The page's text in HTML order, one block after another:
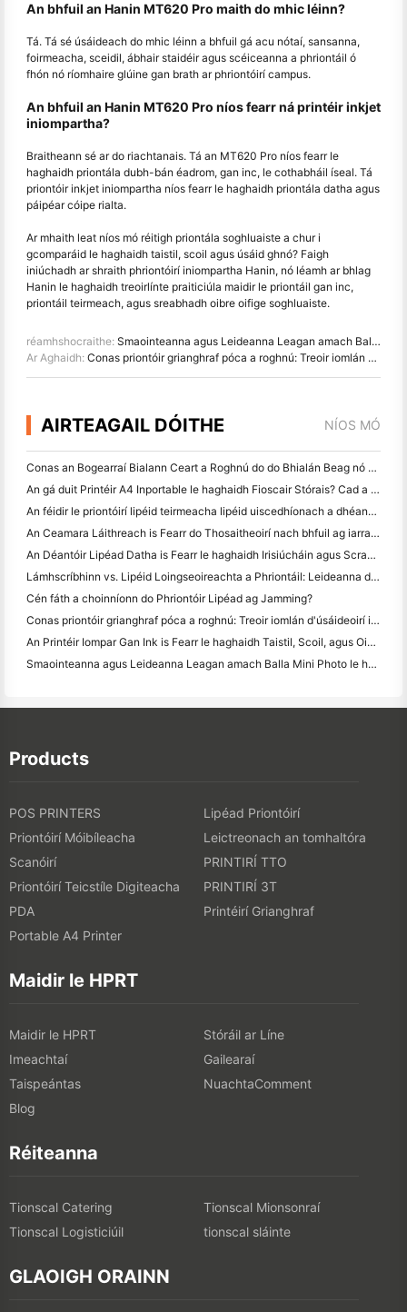
An bhfuil an Hanin MT620 Pro maith do mhic léinn?
Tá. Tá sé úsáideach do mhic léinn a bhfuil gá acu nótaí, sansanna,
foirmeacha, sceidil, ábhair staidéir agus scéiceanna a phriontáil ó
fhón nó ríomhaire glúine gan brath ar phriontóirí campus.
An bhfuil an Hanin MT620 Pro níos fearr ná printéir inkjet
iniompartha?
Braitheann sé ar do riachtanais. Tá an MT620 Pro níos fearr le
haghaidh priontála dubh-bán éadrom, gan inc, le cothabháil íseal. Tá
priontóir inkjet iniompartha níos fearr le haghaidh priontála datha agus
páipéar cóipe rialta.
Ar mhaith leat níos mó réitigh priontála soghluaiste a chur i
gcomparáid le haghaidh taistil, scoil agus úsáid ghnó? Faigh
iniúchadh ar shraith phriontóirí iniompartha Hanin, nó léamh ar bhlag
Hanin le haghaidh treoirlínte praiticiúla maidir le priontáil gan inc,
priontáil teirmeach, agus sreabhadh oibre oifige soghluaiste.
réamhshocraithe: Smaointeanna agus Leideanna Leagan amach Balla Mini Photo le haghaidh maisiú seomra leapa agus dormitory
Ar Aghaidh: Conas priontóir grianghraf póca a roghnú: Treoir iomlán d'úsáideoirí iris, taistil agus iPhone
AIRTEAGAIL DÓITHE NÍOS MÓ
Conas an Bogearraí Bialann Ceart a Roghnú do do Bhialán Beag nó Meánmhéide
An gá duit Printéir A4 Inportable le haghaidh Fioscair Stórais? Cad a Oibríonn i ndáiríre
An féidir le priontóirí lipéid teirmeacha lipéid uiscedhíonach a dhéanamh do tháirgí gnó beag?
An Ceamara Láithreach is Fearr do Thosaitheoirí nach bhfuil ag iarraidh páipéar a chaitheamh
An Déantóir Lipéad Datha is Fearr le haghaidh Irisiúcháin agus Scrapbooking: Cuir Tuilleadh Datha le Gach Leathanach
Lámhscríbhinn vs. Lipéid Loingseoireachta a Phriontáil: Leideanna do Ghnólachtaí Beaga in 2026
Cén fáth a choinníonn do Phriontóir Lipéad ag Jamming?
Conas priontóir grianghraf póca a roghnú: Treoir iomlán d'úsáideoirí iris, taistil agus iPhone
An Printéir Iompar Gan Ink is Fearr le haghaidh Taistil, Scoil, agus Oibre Soghluaiste: Athbhreithniú Hanin MT620 Pro
Smaointeanna agus Leideanna Leagan amach Balla Mini Photo le haghaidh maisiú seomra leapa agus dormitory
Products
POS PRINTERS
Lipéad Priontóirí
Priontóirí Móibíleacha
Leictreonach an tomhaltóra
Scanóirí
PRINTIRÍ TTO
Priontóirí Teicstíle Digiteacha
PRINTIRÍ 3T
PDA
Printéirí Grianghraf
Portable A4 Printer
Maidir le HPRT
Maidir le HPRT
Stóráil ar Líne
Imeachtaí
Gailearaí
Taispeántas
NuachtaComment
Blog
Réiteanna
Tionscal Catering
Tionscal Mionsonraí
Tionscal Logisticiúil
tionscal sláinte
GLAOIGH ORAINN